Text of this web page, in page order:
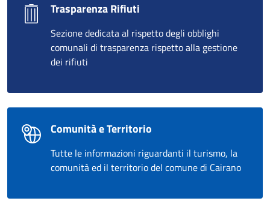
Trasparenza Rifiuti
Sezione dedicata al rispetto degli obblighi
comunali di trasparenza rispetto alla gestione
dei rifiuti
Comunità e Territorio
Tutte le informazioni riguardanti il turismo, la
comunità ed il territorio del comune di Cairano